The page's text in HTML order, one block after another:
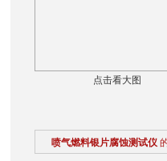
点击看大图
喷气燃料银片腐蚀测试仪